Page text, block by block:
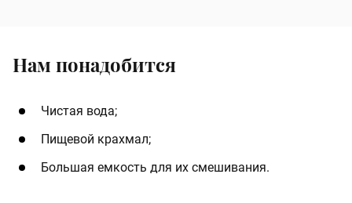
Нам понадобится
Чистая вода;
Пищевой крахмал;
Большая емкость для их смешивания.